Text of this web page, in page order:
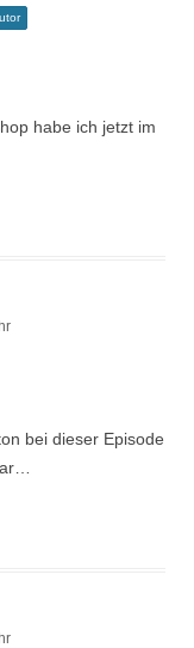
habe ich jetzt im
bei dieser Episode